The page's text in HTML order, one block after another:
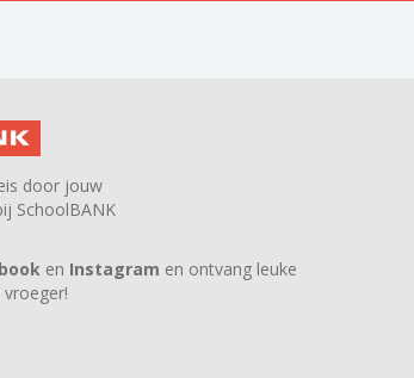
door jouw
SchoolBANK
en Instagram en ontvang leuke